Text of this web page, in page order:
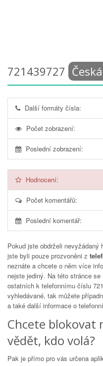
721439727
Další formáty čísla:
Počet zobrazení:
Poslední zobrazení:
Hodnocení:
Počet komentářů:
Poslední komentář:
Pokud jste obdrželi nevyžádaný
jste byli pouze prozvoněni z
neznáte a chcete o něm více
nejste jediný. Na této stránce
ostatních k telefonnímu číslu
vyhledávané, tak můžete
a také další informace o
Chcete blokovat
vědět, kdo volá?
Pak je přímo pro vás určena